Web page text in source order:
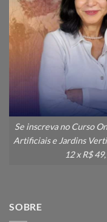
Se inscreva no Curso
Artificiais e Jardins
12 x R$
SOBRE